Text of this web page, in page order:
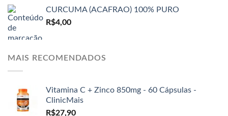
CURCUMA (ACAFRAO) 100% PURO
R$4,00
MAIS RECOMENDADOS
Vitamina C + Zinco 850mg - 60 Cápsulas -
ClinicMais
R$27,90